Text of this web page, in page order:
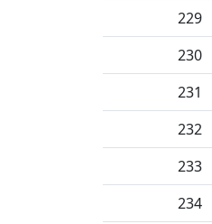
229
230
231
232
233
234